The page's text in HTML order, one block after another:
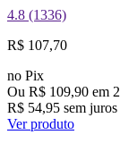
4.8 (1336)
R$ 107,70
no Pix
Ou R$ 109,90 em
R$ 54,95 sem juros
Ver produto